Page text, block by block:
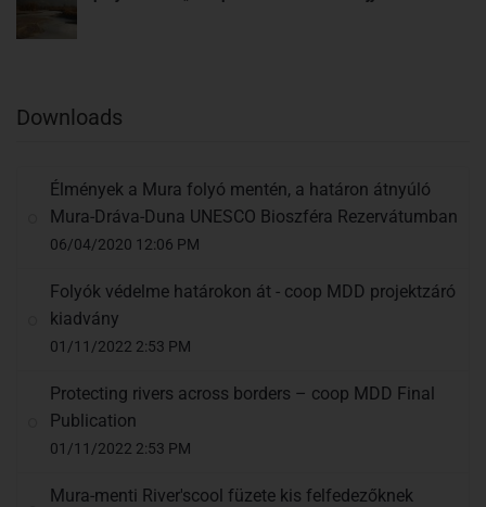
Downloads
Élmények a Mura folyó mentén, a határon átnyúló
Mura-Dráva-Duna UNESCO Bioszféra Rezervátumban
06/04/2020 12:06 PM
Folyók védelme határokon át - coop MDD projektzáró
kiadvány
01/11/2022 2:53 PM
Protecting rivers across borders – coop MDD Final
Publication
01/11/2022 2:53 PM
Mura-menti River'scool füzete kis felfedezőknek